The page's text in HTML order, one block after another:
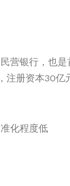
营银行，也
册资本30
化程度低